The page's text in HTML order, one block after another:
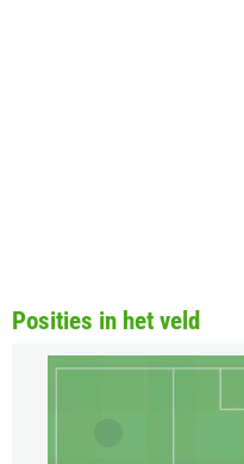
Posities in het veld